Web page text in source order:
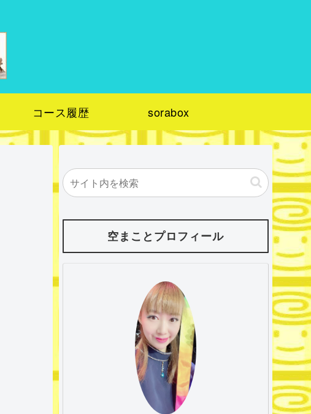
コース履歴 sorabox
空まことプロフィール